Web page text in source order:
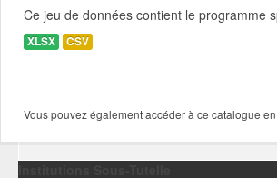
Ce jeu de données contient le programme
XLSX CSV
Vous pouvez également accéder à ce catalogue